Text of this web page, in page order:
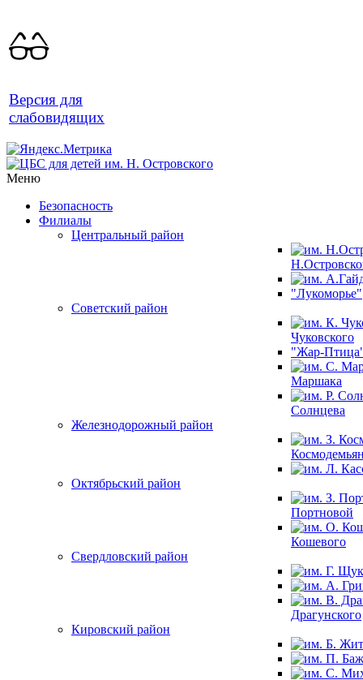
Версия для
слабовидящих
Меню
Безопасность
Филиалы
Центральный район
"Лукоморье"
Советский район
Чуковского
"Жар-
Маршака
Солнцева
Железнодорожный район
Октябрьский район
Портновой
Кошевого
Свердловский район
Драгунского
Кировский район